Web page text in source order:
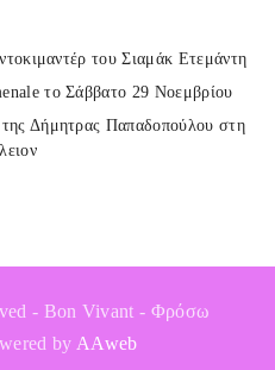
του Σιαμάκ Ετεμάντη
το Σάββατο 29 Νοεμβρίου
Δήμητρας Παπαδοπούλου στη
- Bon Vivant - Φρόσω
by AAweb